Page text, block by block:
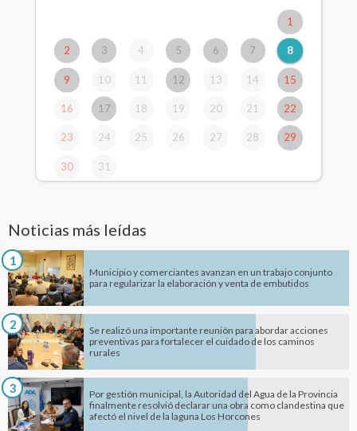
1
2 3 4 5 6 7 8
9 10 11 12 13 14 15
16 17 18 19 20 21 22
23 24 25 26 27 28 29
30 31
Noticias más leídas
1
Municipio y comerciantes avanzan en un trabajo conjunto
para regularizar la elaboración y venta de embutidos
2
Se realizó una importante reunión para abordar acciones
preventivas para fortalecer el cuidado de los caminos
rurales
3
Por gestión municipal, la Autoridad del Agua de la Provincia
finalmente resolvió declarar una obra como clandestina que
afectó el nivel de la laguna Los Horcones